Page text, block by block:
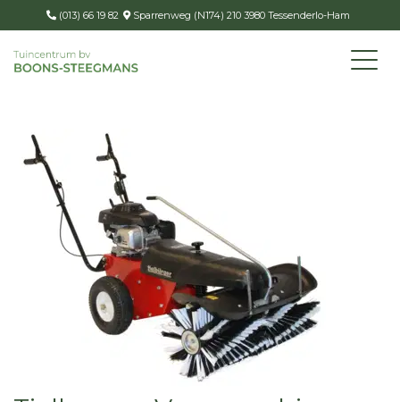
(013) 66 19 82 Sparrenweg (N174) 210 3980 Tessenderlo-Ham